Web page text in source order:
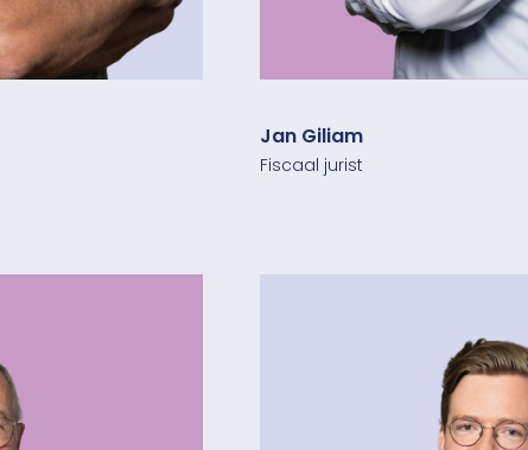
Jan Giliam
Fiscaal jurist